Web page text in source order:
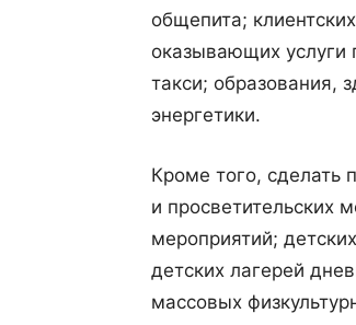
общепита;
оказывающих услуги
такси; образования,
энергетики.
Кроме того, сделать
и просветительских
мероприятий;
детских лагерей
массовых